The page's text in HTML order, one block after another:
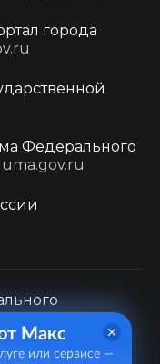
города
Федерального
«Город
Макс
или сервисе —